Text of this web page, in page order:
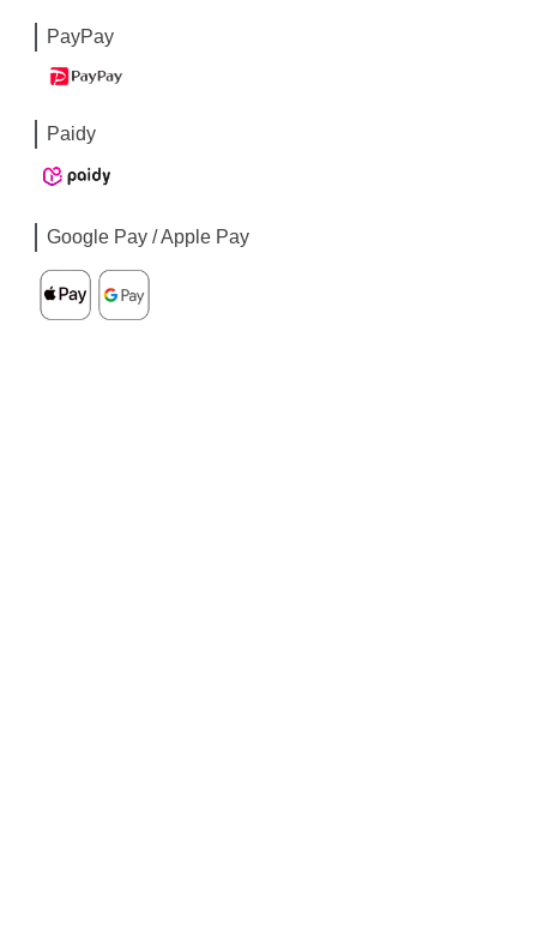
PayPay
Paidy
Google Pay / Apple Pay